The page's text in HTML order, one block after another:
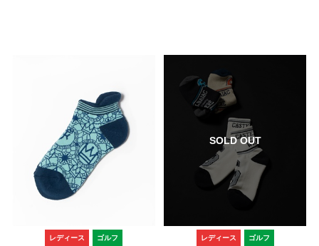
レディース ゴルフ
SOLD OUT
レディース ゴルフ